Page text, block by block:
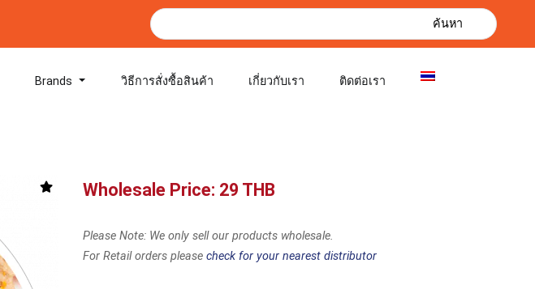
ค้นหา
Brands วิธีการสั่งซื้อสินค้า เกี่ยวกับเรา ติดต่อเรา
Wholesale Price: 29 THB
Please Note: We only sell our products wholesale.
For Retail orders please check for your nearest distributor